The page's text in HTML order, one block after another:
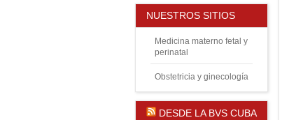
NUESTROS SITIOS
Medicina materno fetal y
perinatal
Obstetricia y ginecología
DESDE LA BVS CUBA